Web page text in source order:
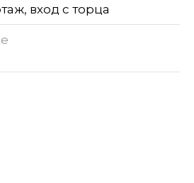
вход с торца